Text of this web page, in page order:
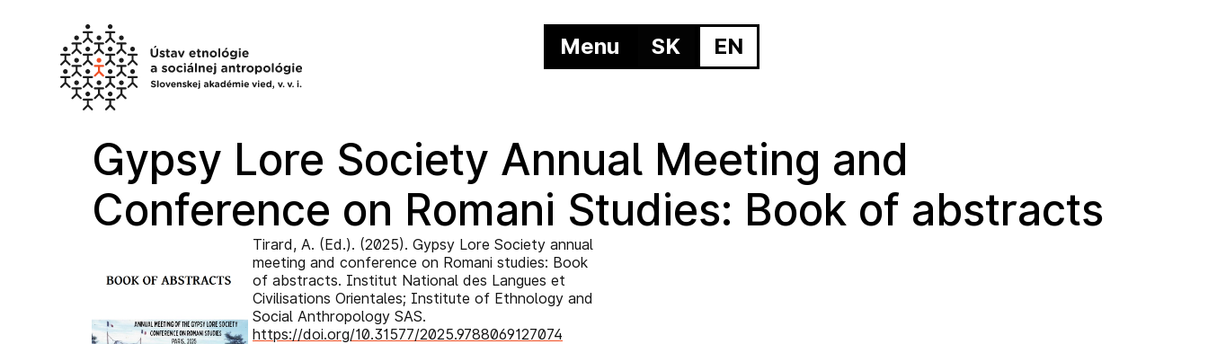
Menu SK EN
Gypsy Lore Society Annual Meeting and
Conference on Romani Studies: Book of abstracts
Tirard, A. (Ed.). (2025). Gypsy Lore Society annual
meeting and conference on Romani studies: Book
of abstracts. Institut National des Langues et
Civilisations Orientales; Institute of Ethnology and
Social Anthropology SAS.
https://doi.org/10.31577/2025.9788069127074